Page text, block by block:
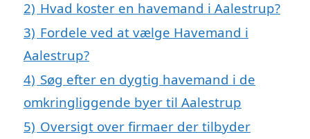
2) Hvad koster en havemand i Aalestrup?
3) Fordele ved at vælge Havemand i
Aalestrup?
4) Søg efter en dygtig havemand i de
omkringliggende byer til Aalestrup
5) Oversigt over firmaer der tilbyder